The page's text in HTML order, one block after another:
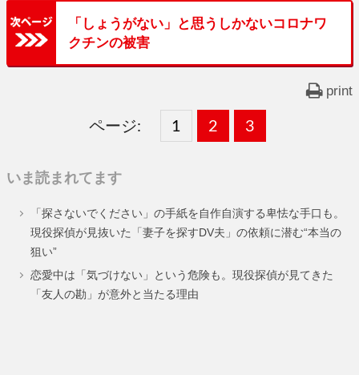
「しょうがない」と思うしかないコロナワ
クチンの被害
print
ページ:
固
ー
1 ,
固
ー
2 ,
固
ー
3
いま読まれてます
「探さないでください」の手紙を自作自演する卑怯な手口も。
現役探偵が見抜いた「妻子を探すDV夫」の依頼に潜む“本当の
狙い”
恋愛中は「気づけない」という危険も。現役探偵が見てきた
「友人の勘」が意外と当たる理由